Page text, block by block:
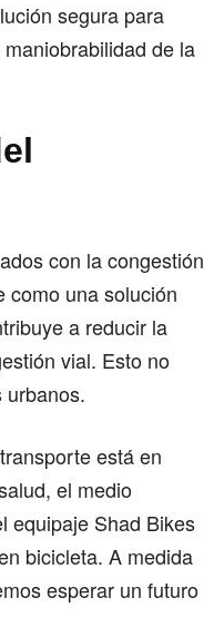
segura para
de la
con la congestión
como una solución
a reducir la
vial. Esto no
urbanos.
está en
el medio
equipaje Shad Bikes
bicicleta. A medida
esperar un futuro